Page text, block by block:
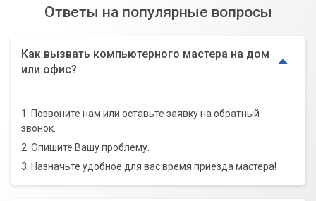
Ответы на популярные вопросы
Как вызвать компьютерного мастера на дом
или офис?
1. Позвоните нам или оставьте заявку на обратный
звонок.
2. Опишите Вашу проблему.
3. Назначьте удобное для вас время приезда мастера!